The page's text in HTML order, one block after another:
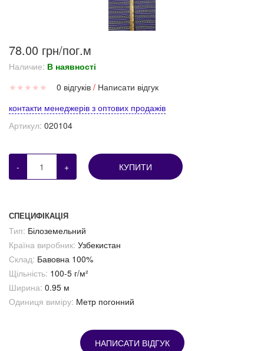
78.00 грн/пог.м
Наличие: В наявності
★ ★ ★ ★ ★ 0 відгуків / Написати відгук
контакти менеджерів з оптових продажів
Артикул: 020104
- + КУПИТИ
СПЕЦИФІКАЦІЯ
Тип: Білоземельний
Країна виробник: Узбекистан
Склад: Бавовна 100%
Щільність: 100-5 г/м²
Ширина: 0.95 м
Одиниця виміру: Метр погонний
НАПИСАТИ ВІДГУК